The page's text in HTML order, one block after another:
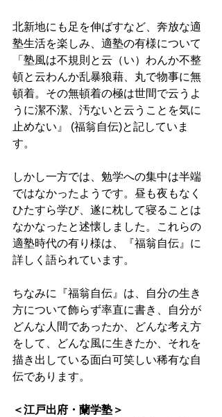
北新地にも足を伸ばすなど、奔放な適
塾生活を楽しみ、適塾の有様について
「塾風は不規則と云（い）わんか不整
頓と云わんか乱暴狼藉、丸で物事に無
頓着。その無頓着の極は世間で云うよ
うに潔不潔、汚ないと云うことを気に
止めない』 (福翁自伝)と記していま
す。
しかし一方では、勉学への集中は半端
ではなかったようです。昼も夜もなく
ひたすら学び、遂に枕して寝ることは
なかなったと述懐しました。これらの
適塾時代の有り様は、『福翁自伝』に
詳しく語られています。
ちなみに『福翁自伝』は、自分の生き
方について飾らず率直に書き、自分が
どんな人間であったか、どんな考え方
をして、どんな風に生きたか、それを
描き出している面白可笑しい稀有な自
伝であります。
＜江戸出府・蘭学塾＞